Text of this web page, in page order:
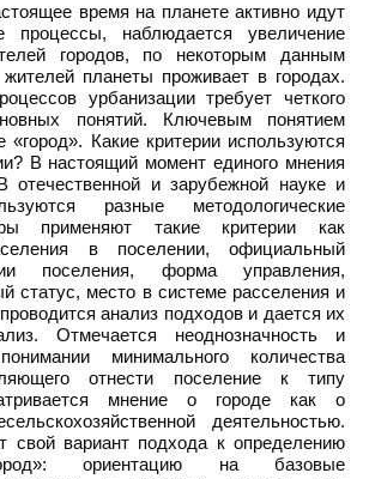
время на планете активно идут
процессы, наблюдается увеличение
городов, по некоторым данным
планеты проживает в городах.
урбанизации требует четкого
понятий. Ключевым понятием
«город». Какие критерии используются
В настоящий момент единого мнения
отечественной и зарубежной науке и
разные методологические
применяют такие критерии как
в поселении, официальный
поселения, форма управления,
статус, место в системе расселения и
анализ подходов и дается их
Отмечается неоднозначность и
минимального количества
отнести поселение к типу
мнение о городе как о
деятельностью.
свой вариант подхода к определению
ориентацию на базовые